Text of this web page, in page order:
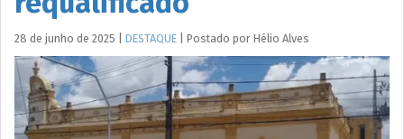
28 de junho de 2025 DESTAQUE Postado por Hélio Alves